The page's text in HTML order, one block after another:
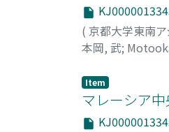
( 京都大学東南
本岡, 武;
Item
マレーシア